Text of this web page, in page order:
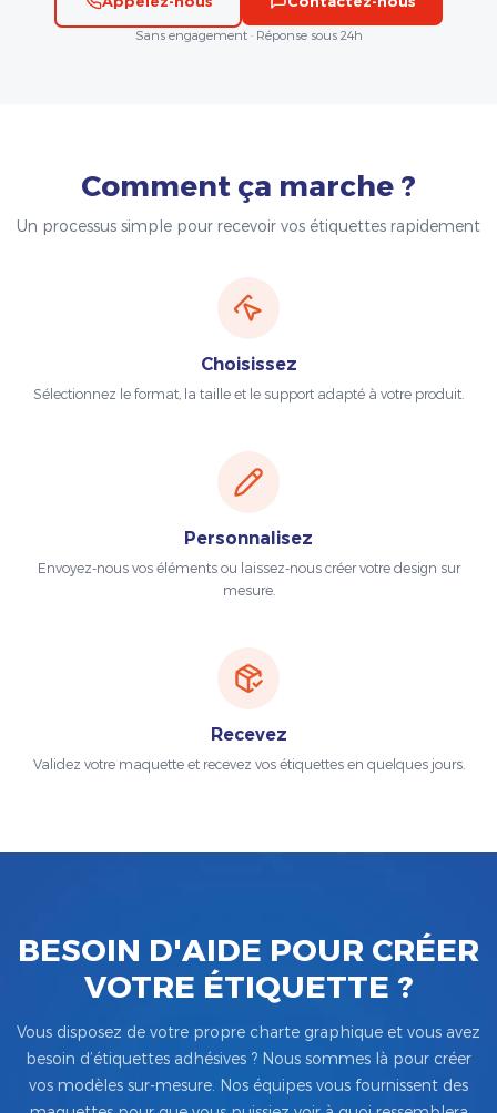
Sans engagement · Réponse sous 24h
Comment ça marche ?
Un processus simple pour recevoir vos étiquettes rapidement
Choisissez
Sélectionnez le format, la taille et le support adapté à votre produit.
Personnalisez
Envoyez-nous vos éléments ou laissez-nous créer votre design sur
mesure.
Recevez
Validez votre maquette et recevez vos étiquettes en quelques jours.
BESOIN D'AIDE POUR CRÉER
VOTRE ÉTIQUETTE ?
Vous disposez de votre propre charte graphique et vous avez
besoin d’étiquettes adhésives ? Nous sommes là pour créer
vos modèles sur-mesure. Nos équipes vous fournissent des